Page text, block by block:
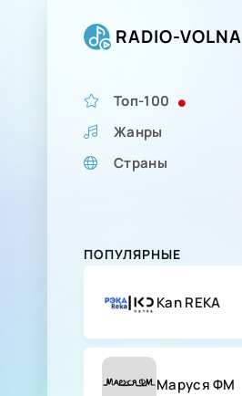
RADIO-VOLNA
Топ-100
Жанры
Страны
ПОПУЛЯРНЫЕ
Kan REKA
Маруся ФМ